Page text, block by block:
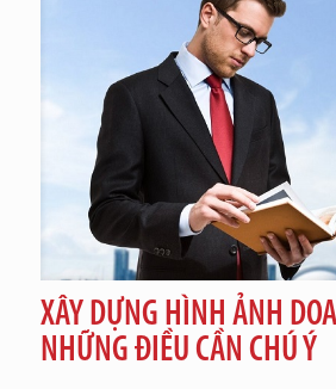
XÂY DỰNG HÌNH ẢNH
NHỮNG ĐIỀU CẦN CHÚ Ý